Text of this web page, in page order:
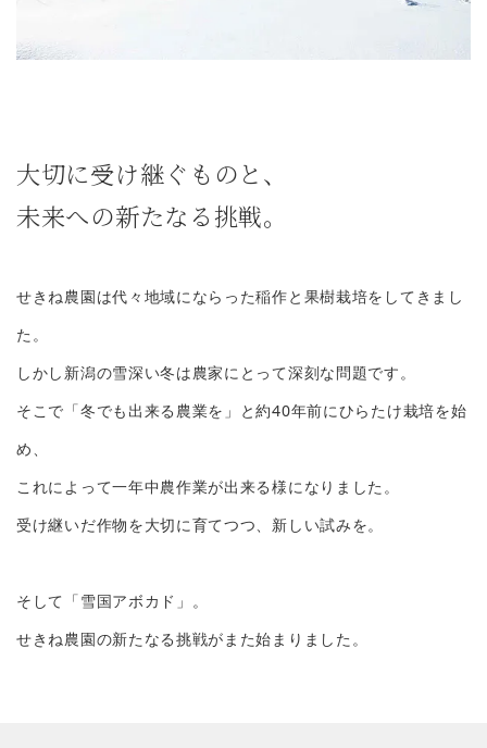
大切に受け継ぐものと、
未来への新たなる挑戦。
せきね農園は代々地域にならった稲作と果樹栽培をしてきまし
た。
しかし新潟の雪深い冬は農家にとって深刻な問題です。
そこで「冬でも出来る農業を」と約40年前にひらたけ栽培を始
め、
これによって一年中農作業が出来る様になりました。
受け継いだ作物を大切に育てつつ、新しい試みを。
そして「雪国アボカド」。
せきね農園の新たなる挑戦がまた始まりました。